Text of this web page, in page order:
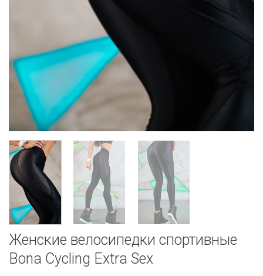
Женские велосипедки спортивные
Bona Cycling Extra Sex